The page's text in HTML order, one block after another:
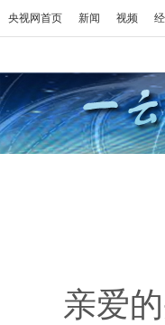
央视网首页 新闻 视频
亲爱